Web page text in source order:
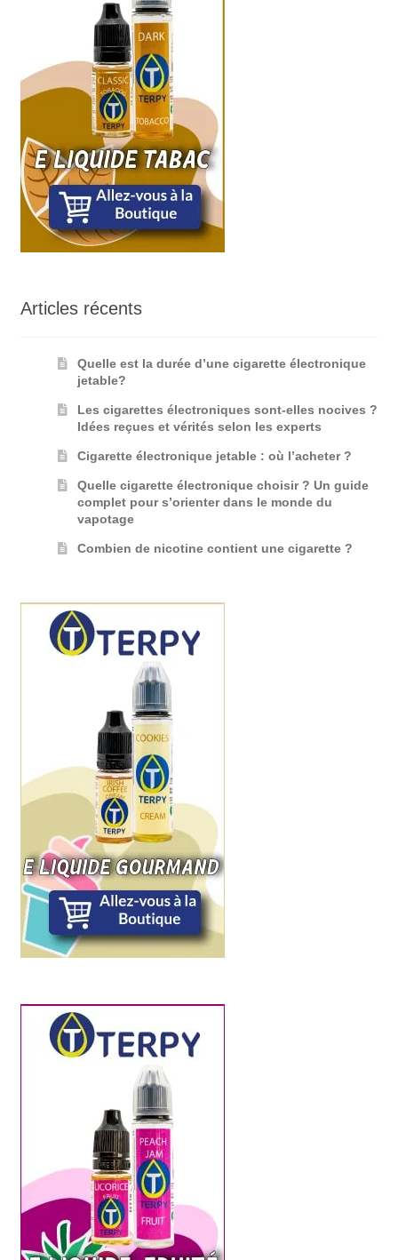
Articles récents
Quelle est la durée d’une cigarette électronique
jetable?
Les cigarettes électroniques sont-elles nocives ?
Idées reçues et vérités selon les experts
Cigarette électronique jetable : où l’acheter ?
Quelle cigarette électronique choisir ? Un guide
complet pour s’orienter dans le monde du
vapotage
Combien de nicotine contient une cigarette ?